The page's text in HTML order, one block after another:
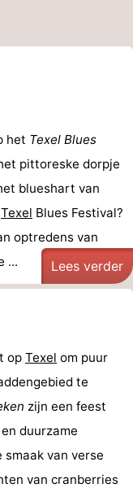
het Texel Blues
pittoreske dorpje
blueshart van
Texel Blues Festival?
optredens van
...
Lees verder
op Texel om puur
te
zijn een feest
duurzame
van verse
van cranberries